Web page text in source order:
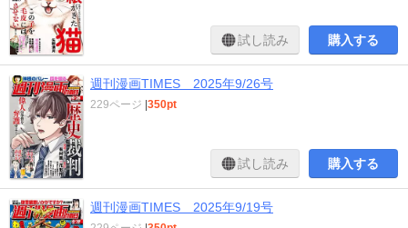
試し読み 購入する
週刊漫画TIMES 2025年9/26号
229ページ |350pt
試し読み 購入する
週刊漫画TIMES 2025年9/19号